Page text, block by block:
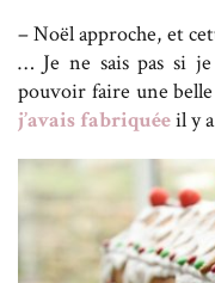
– Noël approche, et
… Je ne sais pas si je
pouvoir faire une
j’avais fabriquéeil y